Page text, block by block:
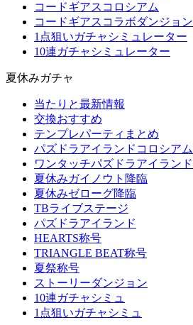
コードギアスコロシアム
コードギアスコラボダンジョン
1点狙いガチャシミュレーター
10連ガチャシミュレーター
夏休みガチャ
当たりと最新情報
交換おすすめ
テンプレパーティまとめ
パズドラアイランドコロシアム
ワンタッチパズドラアイランド
夏休みガイノウト降臨
夏休みゼローグ降臨
TBライブステージ
パズドラアイランド
HEARTS称号
TRIANGLE BEAT称号
夏祭称号
ストーリーダンジョン
10連ガチャシミュ
1点狙いガチャシミュ